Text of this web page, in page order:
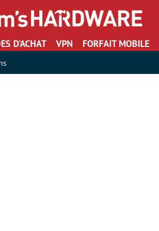
D’ACHAT VPN FORFAIT MOBILE